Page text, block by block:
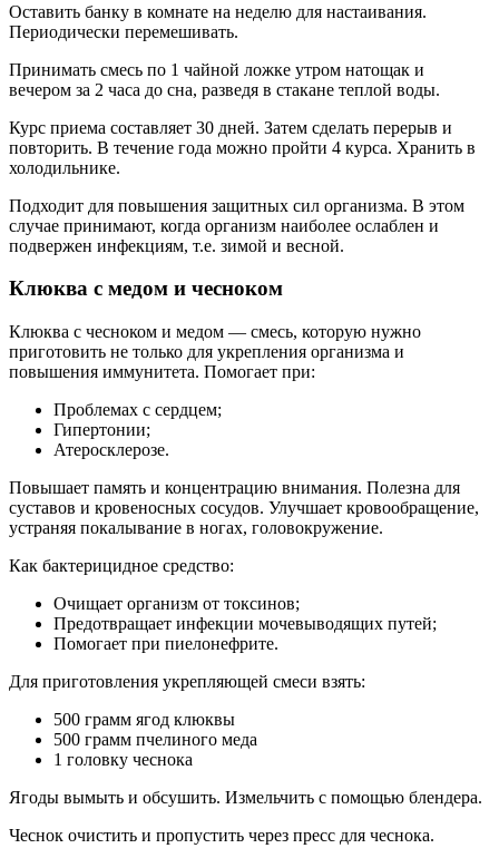
Оставить банку в комнате на неделю для настаивания.
Периодически перемешивать.
Принимать смесь по 1 чайной ложке утром натощак и
вечером за 2 часа до сна, разведя в стакане теплой воды.
Курс приема составляет 30 дней. Затем сделать перерыв и
повторить. В течение года можно пройти 4 курса. Хранить в
холодильнике.
Подходит для повышения защитных сил организма. В этом
случае принимают, когда организм наиболее ослаблен и
подвержен инфекциям, т.е. зимой и весной.
Клюква с медом и чесноком
Клюква с чесноком и медом — смесь, которую нужно
приготовить не только для укрепления организма и
повышения иммунитета. Помогает при:
Проблемах с сердцем;
Гипертонии;
Атеросклерозе.
Повышает память и концентрацию внимания. Полезна для
суставов и кровеносных сосудов. Улучшает кровообращение,
устраняя покалывание в ногах, головокружение.
Как бактерицидное средство:
Очищает организм от токсинов;
Предотвращает инфекции мочевыводящих путей;
Помогает при пиелонефрите.
Для приготовления укрепляющей смеси взять:
500 грамм ягод клюквы
500 грамм пчелиного меда
1 головку чеснока
Ягоды вымыть и обсушить. Измельчить с помощью блендера.
Чеснок очистить и пропустить через пресс для чеснока.